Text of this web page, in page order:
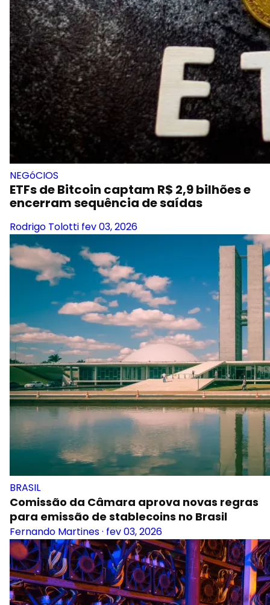
NEGóCIOS
ETFs de Bitcoin captam R$ 2,9 bilhões e
encerram sequência de saídas
Rodrigo Tolotti fev 03, 2026
BRASIL
Comissão da Câmara aprova novas regras
para emissão de stablecoins no Brasil
Fernando Martines· fev 03, 2026